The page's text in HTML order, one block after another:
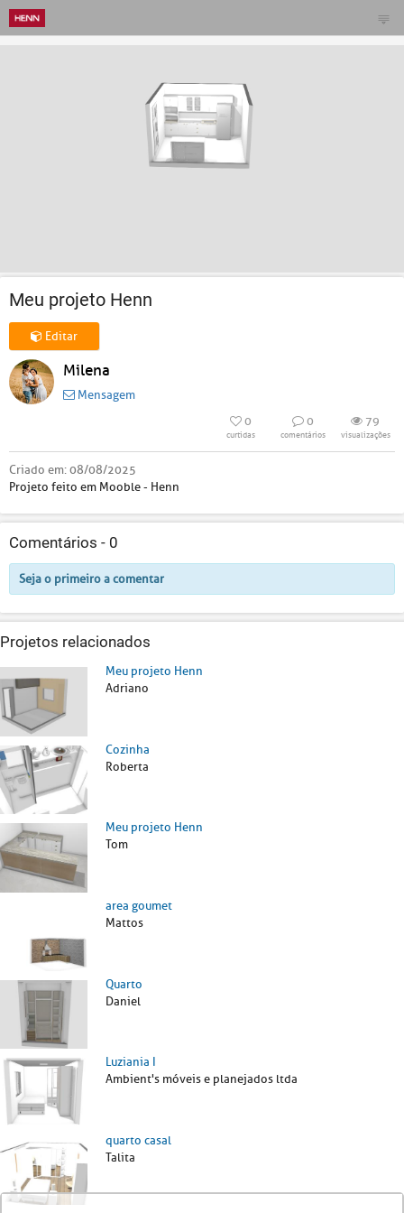
Meu projeto Henn
Editar
Milena
Mensagem
0
curtidas
0
comentários
79
visualizações
Criado em:08/08/2025
Projeto feito em Mooble - Henn
Comentários - 0
Seja o primeiro a comentar
Projetos relacionados
Meu projeto Henn
Adriano
Cozinha
Roberta
Meu projeto Henn
Tom
area goumet
Mattos
Quarto
Daniel
Luziania I
Ambient's móveis e planejados ltda
quarto casal
Talita